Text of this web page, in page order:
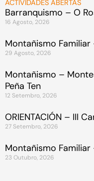
ACTIVIDADES ABERTAS
Barranquismo – O
16 Agosto, 2026
Montañismo
29 Agosto, 2026
Montañismo –
Peña Ten
12 Setembro, 2026
ORIENTACIÓN – III
27 Setembro, 2026
Montañismo
23 Outubro, 2026